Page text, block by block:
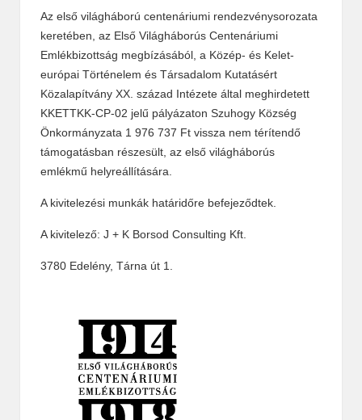
Az első világháború centenáriumi rendezvénysorozata
keretében, az Első Világháborús Centenáriumi
Emlékbizottság megbízásából, a Közép- és Kelet-
európai Történelem és Társadalom Kutatásért
Közalapítvány XX. század Intézete által meghirdetett
KKETTKK-CP-02 jelű pályázaton Szuhogy Község
Önkormányzata 1 976 737 Ft vissza nem térítendő
támogatásban részesült, az első világháborús
emlékmű helyreállítására.
A kivitelezési munkák határidőre befejeződtek.
A kivitelező: J + K Borsod Consulting Kft.
3780 Edelény, Tárna út 1.